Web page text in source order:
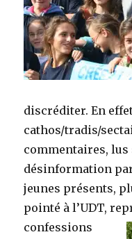
discréditer. En
cathos/tradis/
commentaires, lus
désinformation
jeunes présents,
pointé à l’UDT,
confessions